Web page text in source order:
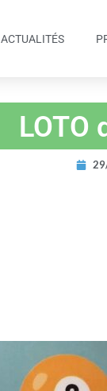
ACTUALITÉS
LOTO